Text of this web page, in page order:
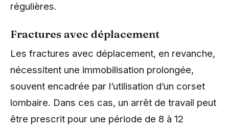
régulières.
Fractures avec déplacement
Les fractures avec déplacement, en revanche,
nécessitent une immobilisation prolongée,
souvent encadrée par l’utilisation d’un corset
lombaire. Dans ces cas, un arrêt de travail peut
être prescrit pour une période de 8 à 12